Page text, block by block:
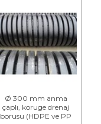
Ø 300 mm anma
çaplı, koruge drenaj
borusu (HDPE ve PP